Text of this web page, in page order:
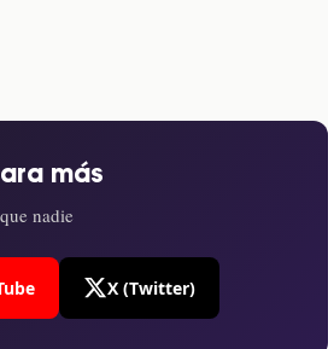
más
nadie
X (Twitter)